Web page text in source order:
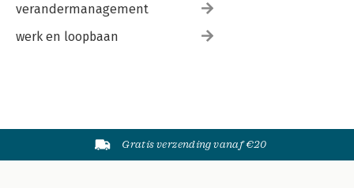
verandermanagement
werk en loopbaan
Gratis verzending vanaf €20